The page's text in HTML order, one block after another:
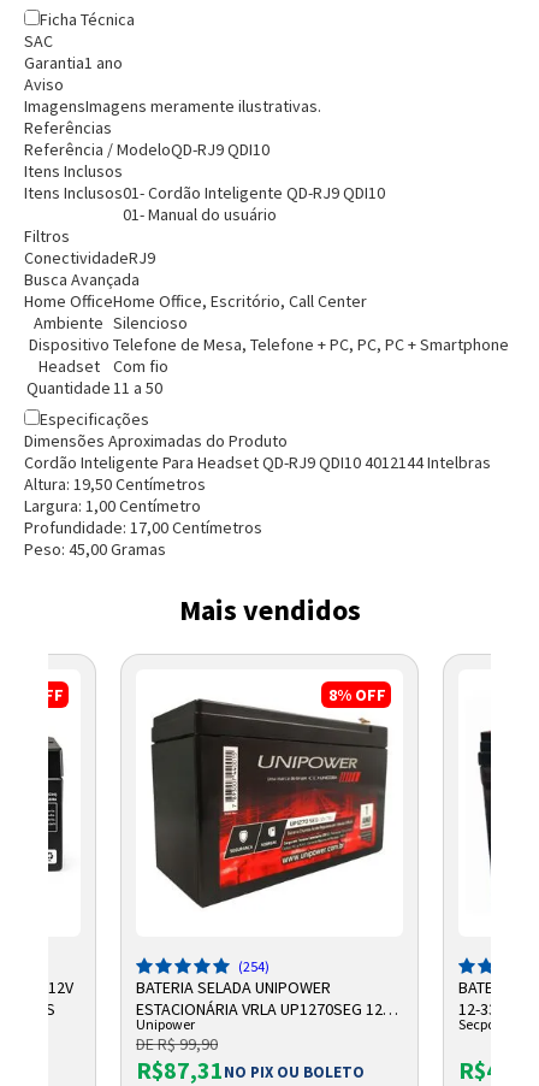
Ficha Técnica
SAC
Garantia1 ano
Aviso
ImagensImagens meramente ilustrativas.
Referências
Referência / ModeloQD-RJ9 QDI10
Itens Inclusos
Itens Inclusos01- Cordão Inteligente QD-RJ9 QDI10
01- Manual do usuário
Filtros
ConectividadeRJ9
Busca Avançada
Home OfficeHome Office, Escritório, Call Center
Ambiente Silencioso
Dispositivo Telefone de Mesa, Telefone + PC, PC, PC + Smartphone
Headset
Com fio
Quantidade 11 a 50
Especificações
Dimensões Aproximadas do Produto
Cordão Inteligente Para Headset QD-RJ9 QDI10 4012144 Intelbras
Altura: 19,50Centímetros
Largura: 1,00Centímetro
Profundidade: 17,00Centímetros
Peso: 45,00Gramas
Mais vendidos
OFF
12V
8% OFF
(254)
BATERIA SELADA UNIPOWER
ESTACIONÁRIA VRLA UP1270SEG 12V
7AH F187
Unipower
DE R$ 99,90
R$87,31NO PIX OU BOLETO
BATERIA
12-33
Secpower